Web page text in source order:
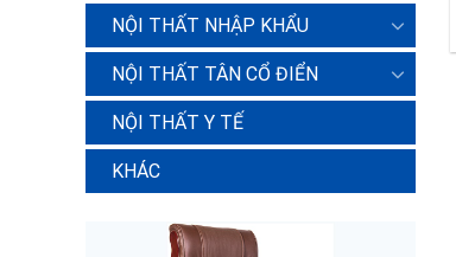
NỘI THẤT NHẬP KHẨU
NỘI THẤT TÂN CỔ ĐIỂN
NỘI THẤT Y TẾ
KHÁC